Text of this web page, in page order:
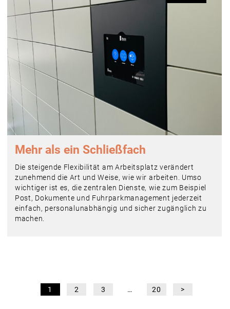
Mehr als ein Schließfach
Die steigende Flexibilität am Arbeitsplatz verändert
zunehmend die Art und Weise, wie wir arbeiten. Umso
wichtiger ist es, die zentralen Dienste, wie zum Beispiel
Post, Dokumente und Fuhrparkmanagement jederzeit
einfach, personalunabhängig und sicher zugänglich zu
machen.
1 2 3 … 20 >